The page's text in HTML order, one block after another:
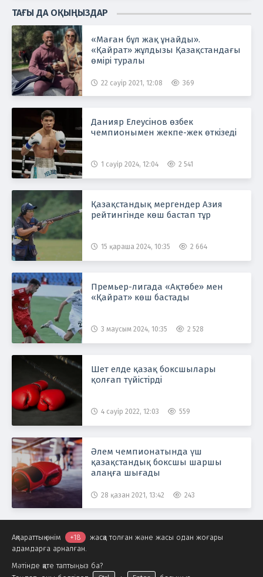
ТАҒЫ ДА ОҚЫҢЫЗДАР
«Маған бұл жақ ұнайды».
«Қайрат» жұлдызы Қазақстандағы
өмірі туралы
22 сәуір 2021, 12:08 369
Данияр Елеусінов өзбек
чемпионымен жекпе-жек өткізеді
1 сәуір 2024, 12:04 2 541
Қазақстандық мергендер Азия
рейтингінде көш бастап тұр
15 қараша 2024, 10:35 2 664
Премьер-лигада «Ақтөбе» мен
«Қайрат» көш бастады
3 маусым 2024, 10:35 2 528
Шет елде қазақ боксшылары
қолғап түйістірді
4 сәуір 2022, 12:03 559
Әлем чемпионатында үш
қазақстандық боксшы шаршы
алаңға шығады
28 қазан 2021, 13:42 243
Ақпараттық өнім +18
жасқа толған және жасы одан жоғары
адамдарға арналған.
Мәтінде қате таптыңыз ба?